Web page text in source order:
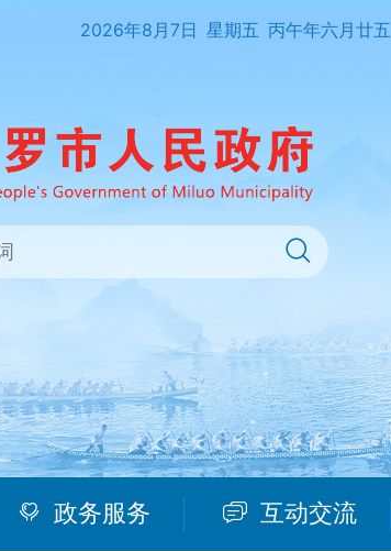
2026年8月7日 星期五 丙午年六月廿五
政务服务 互动交流